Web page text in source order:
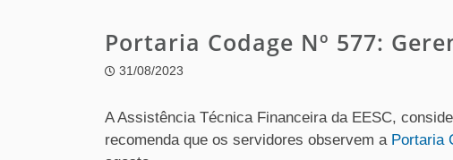
Portaria Codage Nº 577:
31/08/2023
A Assistência Técnica Financeira da EESC,
recomenda que os servidores observem a Portaria